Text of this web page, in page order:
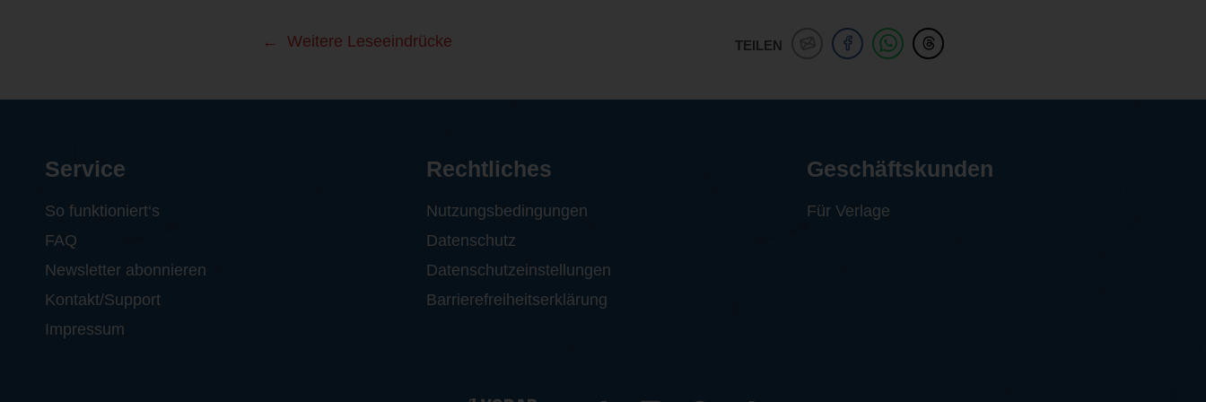
TEILEN
Weitere Leseeindrücke
Service
So funktioniert‘s
FAQ
Newsletter abonnieren
Kontakt/Support
Impressum
Rechtliches
Nutzungsbedingungen
Datenschutz
Datenschutzeinstellungen
Barrierefreiheitserklärung
Geschäftskunden
Für Verlage